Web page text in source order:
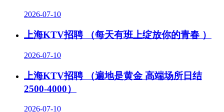
2026-07-10
上海KTV招聘 （每天有班上绽放你的青春 ）
2026-07-10
上海KTV招聘 （遍地是黄金 高端场所日结
2500-4000）
2026-07-10